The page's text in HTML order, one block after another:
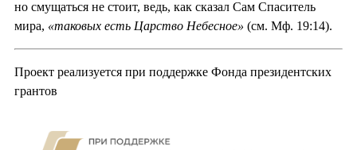
но смущаться не стоит, ведь, как сказал Сам Спаситель
мира, «таковых есть Царство Небесное» (см. Мф. 19:14).
Проект реализуется при поддержке Фонда президентских
грантов